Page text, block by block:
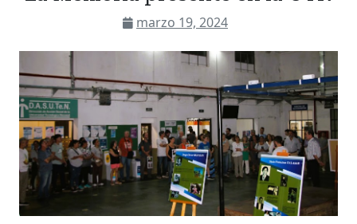
marzo 19, 2024